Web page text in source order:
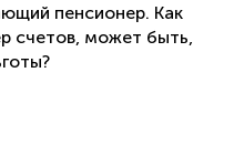
пенсионер. Как
счетов, может быть,